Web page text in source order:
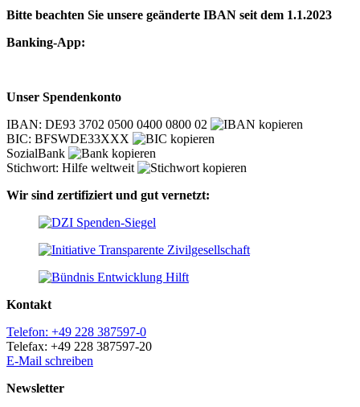
Bitte beachten Sie unsere geänderte IBAN seit dem 1.1.2023
Banking-App:
Unser Spendenkonto
IBAN: DE93 3702 0500 0400 0800 02
BIC: BFSWDE33XXX
SozialBank
Stichwort: Hilfe weltweit
Wir sind zertifiziert und gut vernetzt:
Kontakt
Telefon: +49 228 387597-0
Telefax: +49 228 387597-20
E-Mail schreiben
Newsletter